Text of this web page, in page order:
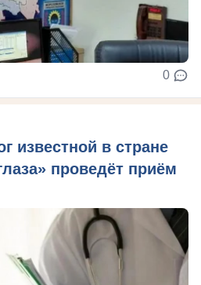
0
известной в стране
проведёт приём